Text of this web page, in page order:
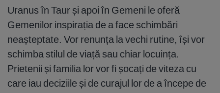
Uranus în Taur și apoi în Gemeni le oferă
Gemenilor inspirația de a face schimbări
neașteptate. Vor renunța la vechi rutine, își vor
schimba stilul de viață sau chiar locuința.
Prietenii și familia lor vor fi șocați de viteza cu
care iau deciziile și de curajul lor de a începe de